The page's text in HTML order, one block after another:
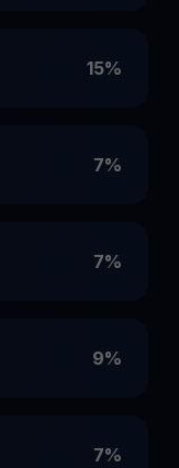
15%
7%
7%
9%
7%